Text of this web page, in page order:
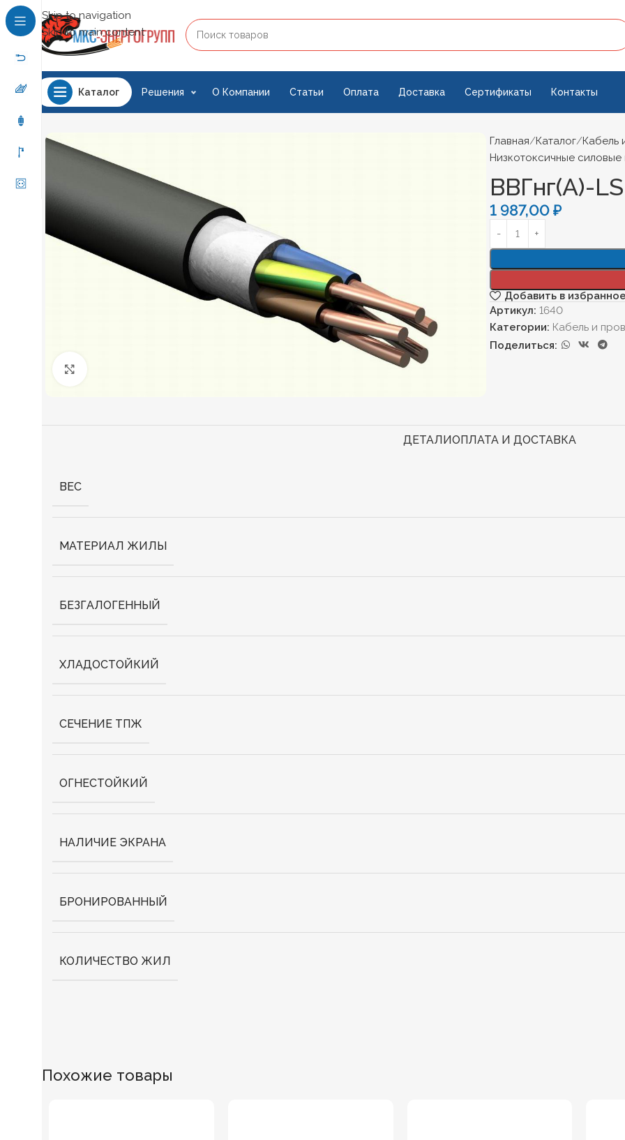
Skip to navigation
Skip to main content
Каталог Решения О Компании Статьи Оплата Доставка Сертификаты Контакты
Главная Каталог Кабель
Низкотоксичные силовые
ВВГнг(А)-
1 987,00₽
Добавить в
Артикул: 1640
Категории: Кабель и
Поделиться:
ДЕТАЛИОПЛАТА И ДОСТАВКА
ВЕС
МАТЕРИАЛ ЖИЛЫ
БЕЗГАЛОГЕННЫЙ
ХЛАДОСТОЙКИЙ
СЕЧЕНИЕ ТПЖ
ОГНЕСТОЙКИЙ
НАЛИЧИЕ ЭКРАНА
БРОНИРОВАННЫЙ
КОЛИЧЕСТВО ЖИЛ
Похожие товары